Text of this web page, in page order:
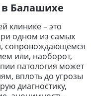
Балашихе
клинике – это
одном из самых
сопровождающемся
или, наоборот,
патология может
вплоть до угрозы
диагностику,